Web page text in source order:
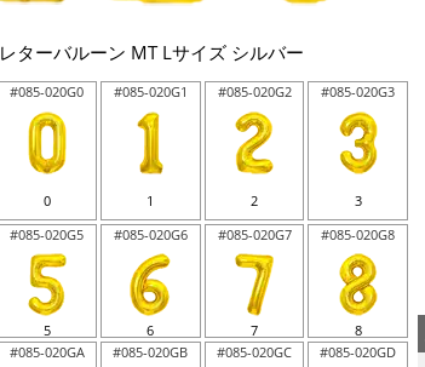
レターバルーン MT Lサイズ シルバー
#085-020G0
0
#085-020G1
1
#085-020G2
2
#085-020G3
3
#085-020G5
5
#085-020G6
6
#085-020G7
7
#085-020G8
8
#085-020GA #085-020GB #085-020GC #085-020GD